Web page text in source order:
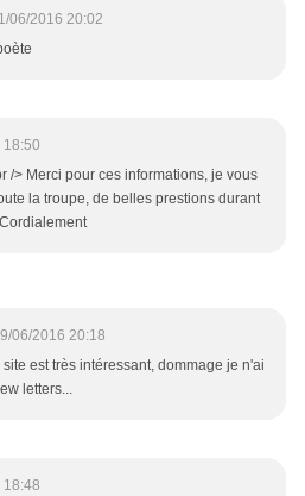
06/2016 20:02
18:50
/> Merci pour ces informations, je vous
la troupe, de belles prestions durant
06/2016 20:18
site est très intéressant, dommage je n'ai
letters...
18:48